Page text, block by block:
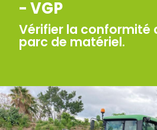
- VGP
Vérifier la conformité
parc de matériel.